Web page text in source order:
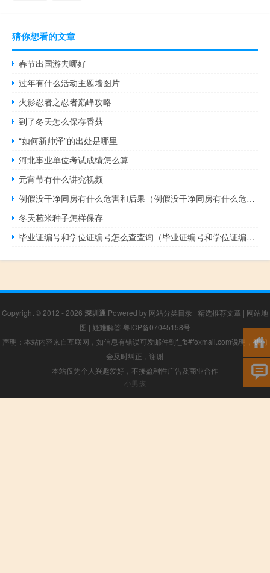
猜你想看的文章
春节出国游去哪好
过年有什么活动主题墙图片
火影忍者之忍者巅峰攻略
到了冬天怎么保存香菇
“如何新帅泽”的出处是哪里
河北事业单位考试成绩怎么算
元宵节有什么讲究视频
例假没干净同房有什么危害和后果（例假没干净同房有什么危害）
冬天苞米种子怎样保存
毕业证编号和学位证编号怎么查查询（毕业证编号和学位证编号怎么查）
Copyright © 2012 - 2026 深圳通 Powered by 网站分类目录 | 精选推荐文章 | 网站地
图 | 疑难解答 粤ICP备07045158号
声明：本站内容来自互联网，如信息有错误可发邮件到f_fb#foxmail.com说明，我们
会及时纠正，谢谢
本站仅为个人兴趣爱好，不接盈利性广告及商业合作
小男孩